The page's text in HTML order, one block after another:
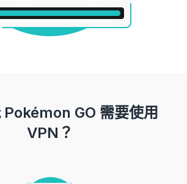
Pokémon GO 需要使用
VPN？